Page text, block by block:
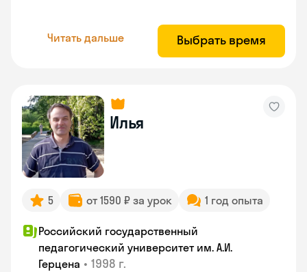
Читать дальше Выбрать время
Илья
5 от 1590 ₽ за урок 1 год опыта
Российский государственный
педагогический университет им. А.И.
Герцена • 1998 г.